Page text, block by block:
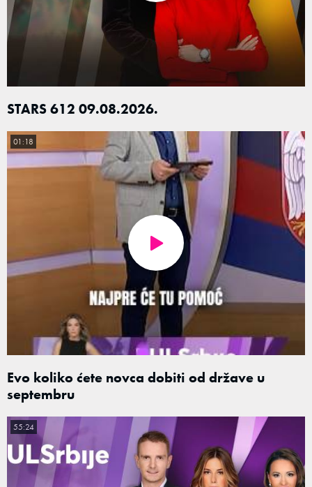
STARS 612 09.08.2026.
Evo koliko ćete novca dobiti od države u
septembru
01:18
55:24